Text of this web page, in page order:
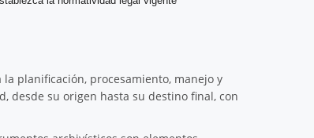
planificación, procesamiento, manejo y
desde su origen hasta su destino final, con